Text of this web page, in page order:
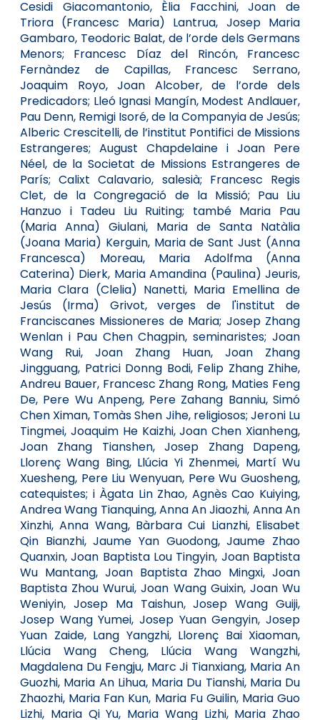
Cesidi Giacomantonio, Èlia Facchini, Joan de
Triora (Francesc Maria) Lantrua, Josep Maria
Gambaro, Teodoric Balat, de l’orde dels Germans
Menors; Francesc Díaz del Rincón, Francesc
Fernàndez de Capillas, Francesc Serrano,
Joaquim Royo, Joan Alcober, de l’orde dels
Predicadors; Lleó Ignasi Mangín, Modest Andlauer,
Pau Denn, Remigi Isoré, de la Companyia de Jesús;
Alberic Crescitelli, de l’institut Pontifici de Missions
Estrangeres; August Chapdelaine i Joan Pere
Néel, de la Societat de Missions Estrangeres de
París; Calixt Calavario, salesià; Francesc Regis
Clet, de la Congregació de la Missió; Pau Liu
Hanzuo i Tadeu Liu Ruiting; també Maria Pau
(Maria Anna) Giulani, Maria de Santa Natàlia
(Joana Maria) Kerguin, Maria de Sant Just (Anna
Francesca) Moreau, Maria Adolfma (Anna
Caterina) Dierk, Maria Amandina (Paulina) Jeuris,
Maria Clara (Clelia) Nanetti, Maria Emellina de
Jesús (Irma) Grivot, verges de l'institut de
Franciscanes Missioneres de Maria; Josep Zhang
Wenlan i Pau Chen Chagpin, seminaristes; Joan
Wang Rui, Joan Zhang Huan, Joan Zhang
Jingguang, Patrici Donng Bodi, Felip Zhang Zhihe,
Andreu Bauer, Francesc Zhang Rong, Maties Feng
De, Pere Wu Anpeng, Pere Zahang Banniu, Simó
Chen Ximan, Tomàs Shen Jihe, religiosos; Jeroni Lu
Tingmei, Joaquim He Kaizhi, Joan Chen Xianheng,
Joan Zhang Tianshen, Josep Zhang Dapeng,
Llorenç Wang Bing, Llúcia Yi Zhenmei, Martí Wu
Xuesheng, Pere Liu Wenyuan, Pere Wu Guosheng,
catequistes; i Àgata Lin Zhao, Agnès Cao Kuiying,
Andrea Wang Tianquing, Anna An Jiaozhi, Anna An
Xinzhi, Anna Wang, Bàrbara Cui Lianzhi, Elisabet
Qin Bianzhi, Jaume Yan Guodong, Jaume Zhao
Quanxin, Joan Baptista Lou Tingyin, Joan Baptista
Wu Mantang, Joan Baptista Zhao Mingxi, Joan
Baptista Zhou Wurui, Joan Wang Guixin, Joan Wu
Weniyin, Josep Ma Taishun, Josep Wang Guiji,
Josep Wang Yumei, Josep Yuan Gengyin, Josep
Yuan Zaide, Lang Yangzhi, Llorenç Bai Xiaoman,
Llúcia Wang Cheng, Llúcia Wang Wangzhi,
Magdalena Du Fengju, Marc Ji Tianxiang, Maria An
Guozhi, Maria An Lihua, Maria Du Tianshi, Maria Du
Zhaozhi, Maria Fan Kun, Maria Fu Guilin, Maria Guo
Lizhi, Maria Qi Yu, Maria Wang Lizhi, Maria Zhao